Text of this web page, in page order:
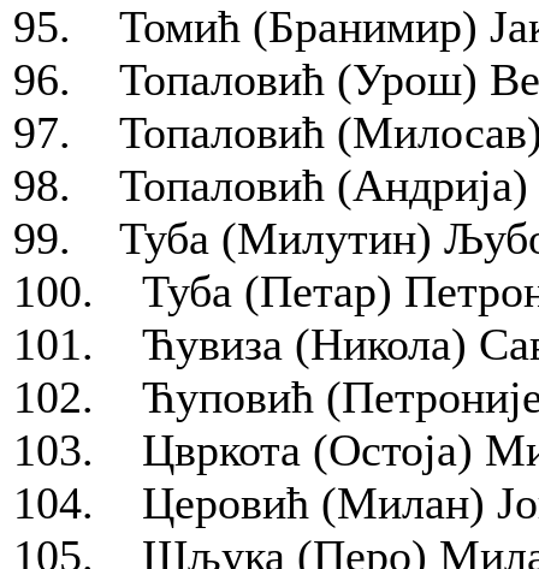
95. Томић (Бранимир)
96. Топаловић (Урош)
97. Топаловић
98. Топаловић (Андрија)
99. Туба (Милутин)
100. Туба (Петар)
101. Ћувиза (Никола)
102. Ћуповић
103. Цвркота (Остоја)
104. Церовић (Милан)
105. Шљука (Перо)